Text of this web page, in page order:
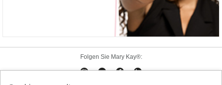
Folgen Sie Mary Kay®: